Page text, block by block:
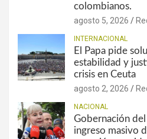
colombianos.
agosto 5, 2026
INTERNACIONAL
El Papa pide
estabilidad y
crisis en Ceuta
agosto 2, 2026
NACIONAL
Gobernación del
ingreso masivo